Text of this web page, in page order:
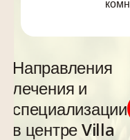
Направления
лечения и
специализации
в центре Villa